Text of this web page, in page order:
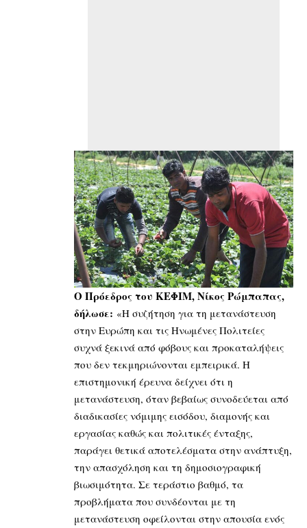
Ο Πρόεδρος του ΚΕΦΙΜ, Νίκος Ρώμπαπας,
δήλωσε: «Η συζήτηση για τη μετανάστευση
στην Ευρώπη και τις Ηνωμένες Πολιτείες
συχνά ξεκινά από φόβους και προκαταλήψεις
που δεν τεκμηριώνονται εμπειρικά. Η
επιστημονική έρευνα δείχνει ότι η
μετανάστευση, όταν βεβαίως συνοδεύεται από
διαδικασίες νόμιμης εισόδου, διαμονής και
εργασίας καθώς και πολιτικές ένταξης,
παράγει θετικά αποτελέσματα στην ανάπτυξη,
την απασχόληση και τη δημοσιογραφική
βιωσιμότητα. Σε τεράστιο βαθμό, τα
προβλήματα που συνδέονται με τη
μετανάστευση οφείλονται στην απουσία ενός